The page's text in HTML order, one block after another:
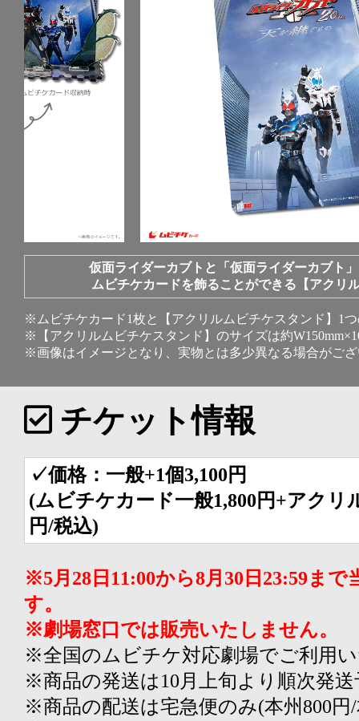
仮面ライダーカブトと「仮面ライダーカブト
ムビチケカードを飾ることができる【アクリ
※ムビチケカード1枚と【アクリルムビチケスタンド】1
※【アクリルムビチケスタンド】のサイズは約
※画像はイメージとなり、実物とは多少異なる場合がご
チケット情報
✓価格：一般+1個3,100円
(ムビチケカード一般1,800円+アクリ
円/税込)
※5月28日11:00から8月30日23:59ま
す。
※劇場窓口では販売いたしません。
※全国のムビチケ対応劇場でご利用
※商品の発送は10月上旬より順次発
※商品の配送は宅急便のみ(本州800円